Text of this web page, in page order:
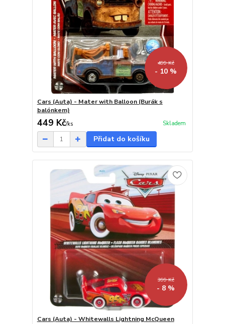
499 Kč
- 10 %
Cars (Auta) - Mater with Balloon (Burák s
balónkem)
449 Kč/ks Skladem
Přidat do košíku
399 Kč
- 8 %
Cars (Auta) - Whitewalls Lightning McQueen